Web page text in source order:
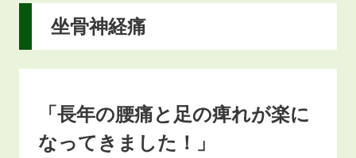
坐骨神経痛
「長年の腰痛と足の痺れが楽に
なってきました！」